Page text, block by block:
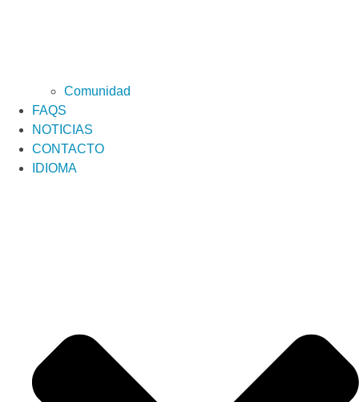
Comunidad
FAQS
NOTICIAS
CONTACTO
IDIOMA